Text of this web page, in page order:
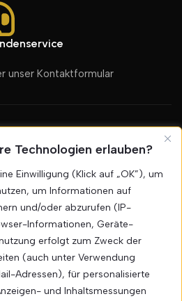
Technologien erlauben?
Einwilligung (Klick auf „OK”), um
um Informationen auf
und/oder abzurufen (IP-
Informationen, Geräte-
erfolgt zum Zweck der
(auch unter Verwendung
Adressen), für personalisierte
und Inhaltsmessungen
unser Kontaktformular
Sie informiert
Angebote und Neuigkeiten
in Ihr Postfach.
Anmelden